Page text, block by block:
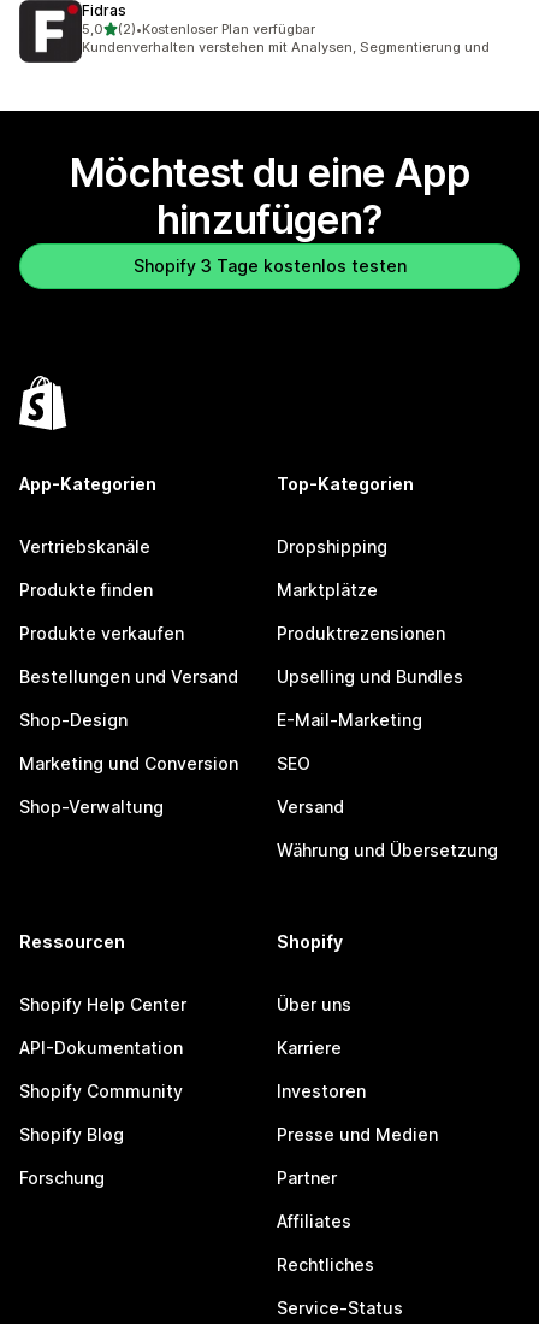
Fidras
5,0von 5 Sternen
(2)
2 Rezensionen insgesamt
•Kostenloser Plan verfügbar
Kundenverhalten verstehen mit Analysen, Segmentierung und
Möchtest du eine App
hinzufügen?
Shopify 3 Tage kostenlos testen
App-Kategorien
Vertriebskanäle
Produkte finden
Produkte verkaufen
Bestellungen und Versand
Shop-Design
Marketing und Conversion
Shop-Verwaltung
Top-Kategorien
Dropshipping
Marktplätze
Produktrezensionen
Upselling und Bundles
E-Mail-Marketing
SEO
Versand
Währung und Übersetzung
Ressourcen
Shopify Help Center
API-Dokumentation
Shopify Community
Shopify Blog
Forschung
Shopify
Über uns
Karriere
Investoren
Presse und Medien
Partner
Affiliates
Rechtliches
Service-Status